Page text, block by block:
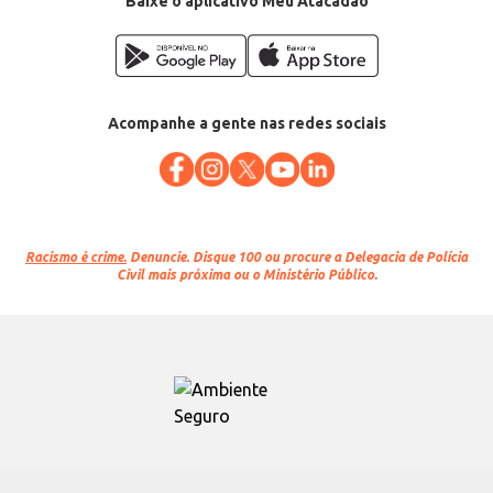
Acompanhe a gente nas redes sociais
Racismo é crime. Denuncie. Disque 100 ou procure a Delegacia de Polícia
Civil mais próxima ou o Ministério Público.